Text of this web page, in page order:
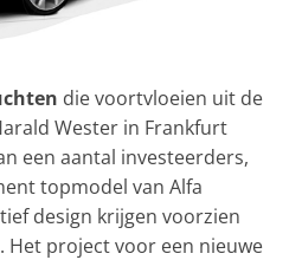
die voortvloeien uit de
Wester in Frankfurt
een aantal investeerders,
topmodel van Alfa
design krijgen voorzien
Het project voor een nieuwe